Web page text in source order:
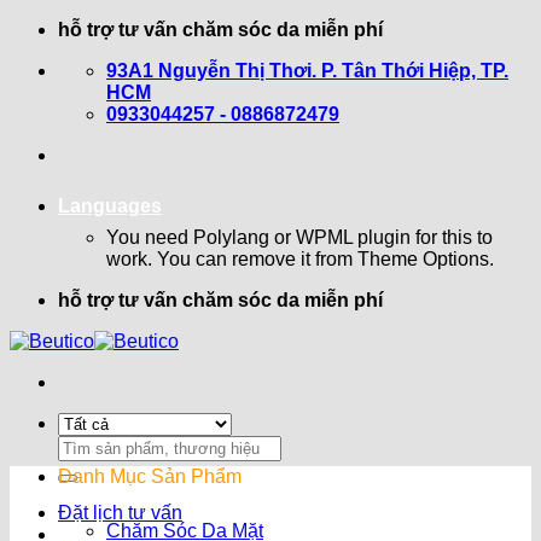
hỗ trợ tư vấn chăm sóc da miễn phí
93A1 Nguyễn Thị Thơi. P. Tân Thới Hiệp, TP.
HCM
0933044257 - 0886872479
Languages
You need Polylang or WPML plugin for this to
work. You can remove it from Theme Options.
hỗ trợ tư vấn chăm sóc da miễn phí
Search
for:
Đặt lịch tư vấn
Danh Mục Sản Phẩm
Chăm Sóc Da Mặt